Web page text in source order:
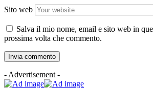
Sito web
Salva il mio nome, email e sito web in
prossima volta che commento.
- Advertisement -